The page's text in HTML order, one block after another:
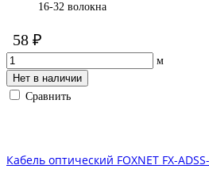
16-32 волокна
58 ₽
м
Нет в наличии
Сравнить
Кабель оптический FOXNET FX-